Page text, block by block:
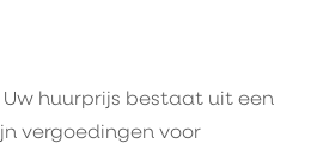
huurprijs bestaat uit een
vergoedingen voor